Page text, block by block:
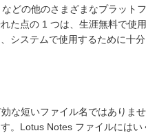
どの他のさまざまなプラット
た点の 1 つは、生涯無料で使
システムで使用するために十分
な短いファイル名ではありま
。Lotus Notes ファイルには